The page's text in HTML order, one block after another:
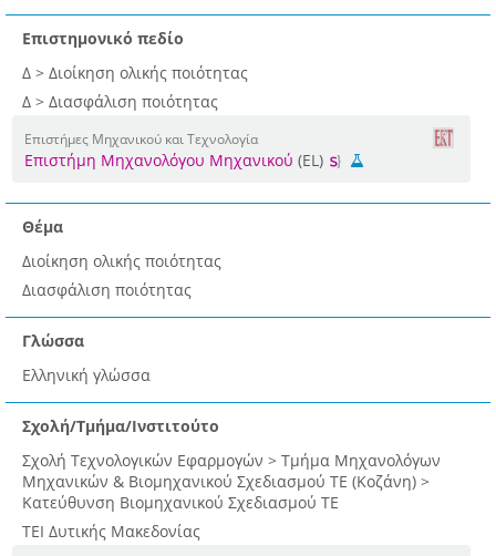
Επιστημονικό πεδίο
Δ > Διοίκηση ολικής ποιότητας
Δ > Διασφάλιση ποιότητας
Επιστήμες Μηχανικού και Τεχνολογία
Επιστήμη Μηχανολόγου Μηχανικού (EL)
Θέμα
Διοίκηση ολικής ποιότητας
Διασφάλιση ποιότητας
Γλώσσα
Ελληνική γλώσσα
Σχολή/Τμήμα/Ινστιτούτο
Σχολή Τεχνολογικών Εφαρμογών > Τμήμα Μηχανολόγων
Μηχανικών & Βιομηχανικού Σχεδιασμού ΤΕ (Κοζάνη) >
Κατεύθυνση Bιομηχανικού Σχεδιασμού ΤΕ
ΤΕΙ Δυτικής Μακεδονίας